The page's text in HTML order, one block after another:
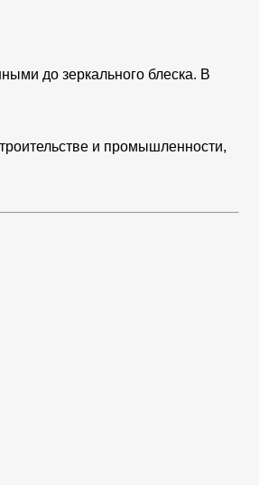
до зеркального блеска. В
и промышленности,